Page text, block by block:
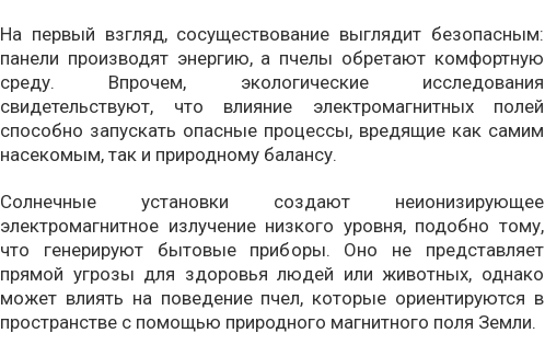
На первый взгляд, сосуществование выглядит безопасным:
панели производят энергию, а пчелы обретают комфортную
среду. Впрочем, экологические исследования
свидетельствуют, что влияние электромагнитных полей
способно запускать опасные процессы, вредящие как самим
насекомым, так и природному балансу.
Солнечные установки создают неионизирующее
электромагнитное излучение низкого уровня, подобно тому,
что генерируют бытовые приборы. Оно не представляет
прямой угрозы для здоровья людей или животных, однако
может влиять на поведение пчел, которые ориентируются в
пространстве с помощью природного магнитного поля Земли.